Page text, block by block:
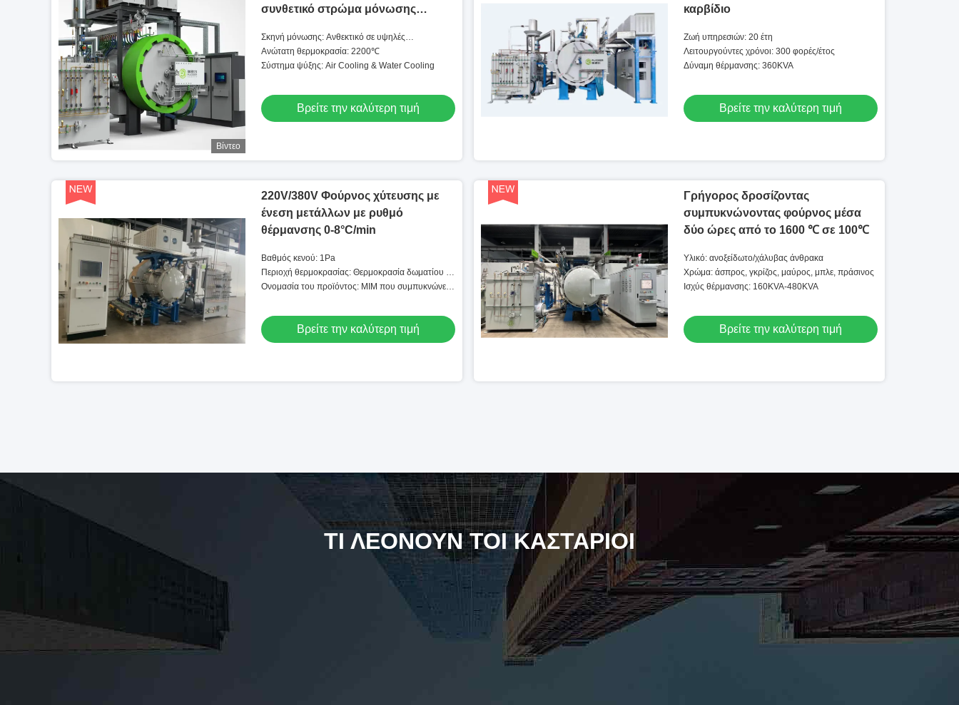
Βίντεο
συνθετικό στρώμα μόνωσης
Σκηνή μόνωσης: Ανθεκτικό σε υψηλές
θερμοκρασίες σύνθετο άνθρακα
Ανώτατη θερμοκρασία: 2200℃
Σύστημα ψύξης: Air Cooling & Water Cooling
Βρείτε την καλύτερη τιμή
καρβίδιο
Ζωή υπηρεσιών: 20 έτη
Λειτουργούντες χρόνοι: 300 φορές/έτος
Δύναμη θέρμανσης: 360KVA
Βρείτε την καλύτερη τιμή
220V/380V Φούρνος χύτευσης με
ένεση μετάλλων με ρυθμό
θέρμανσης 0-8°C/min
Βαθμός κενού: 1Pa
Περιοχή θερμοκρασίας: Θερμοκρασία δωματίου -
1500℃
Ονομασία του προϊόντος: MIM που συμπυκνώνει
Βρείτε την καλύτερη τιμή
Γρήγορος δροσίζοντας
συμπυκνώνοντας φούρνος μέσα
δύο ώρες από το 1600 ℃ σε 100℃
Υλικό: ανοξείδωτο/χάλυβας άνθρακα
Χρώμα: άσπρος, γκρίζος, μαύρος, μπλε, πράσινος
Ισχύς θέρμανσης: 160KVA-480KVA
Βρείτε την καλύτερη τιμή
ΤΙ ΛΕΟΝΟΥΝ ΤΟΙ ΚΑΣΤΑΡΙΟΙ